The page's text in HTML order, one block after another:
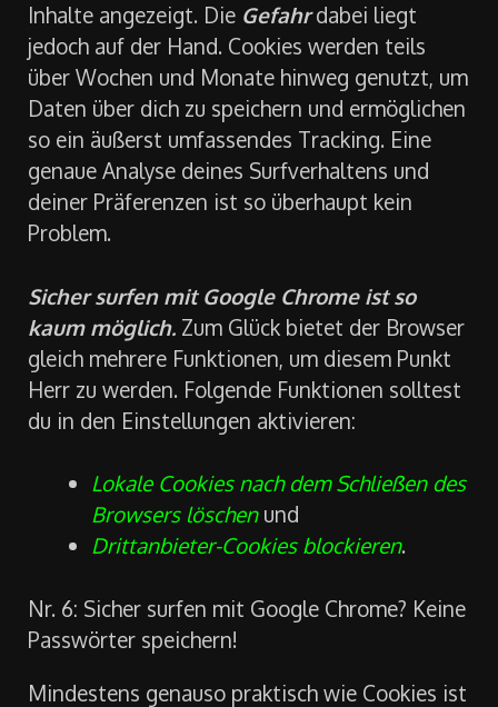
Inhalte angezeigt. Die Gefahrdabei liegt
jedoch auf der Hand. Cookies werden teils
über Wochen und Monate hinweg genutzt, um
Daten über dich zu speichern und ermöglichen
so ein äußerst umfassendes Tracking. Eine
genaue Analyse deines Surfverhaltens und
deiner Präferenzen ist so überhaupt kein
Problem.
Sicher surfen mit Google Chrome ist so
kaum möglich. Zum Glück bietet der Browser
gleich mehrere Funktionen, um diesem Punkt
Herr zu werden. Folgende Funktionen solltest
du in den Einstellungen aktivieren:
Lokale Cookies nach dem Schließen des
Browsers löschenund
Drittanbieter-Cookies blockieren.
Nr. 6: Sicher surfen mit Google Chrome? Keine
Passwörter speichern!
Mindestens genauso praktisch wie Cookies ist